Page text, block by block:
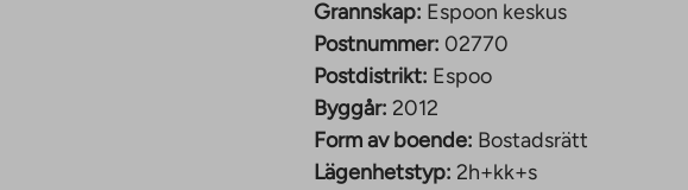
ligger mindre än en
centrum.
Esbo centrum
Grannskap: Espoon keskus
Postnummer: 02770
Postdistrikt: Espoo
Byggår: 2012
Form av boende: Bostadsrätt
Lägenhetstyp: 2h+kk+s